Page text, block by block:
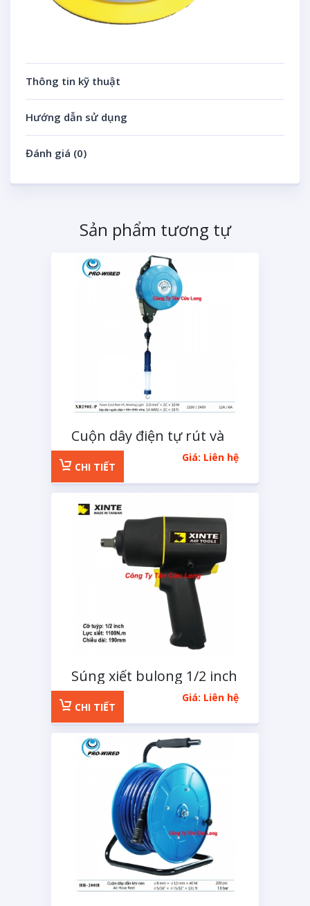
Thông tin kỹ thuật
Hướng dẫn sử dụng
Đánh giá (0)
Sản phẩm tương tự
Cuộn dây điện tự rút và
đèn chiếu sáng XB290EP
Giá: Liên hệ
CHI TIẾT
Súng xiết bulong 1/2 inch
Xinte
Giá: Liên hệ
CHI TIẾT